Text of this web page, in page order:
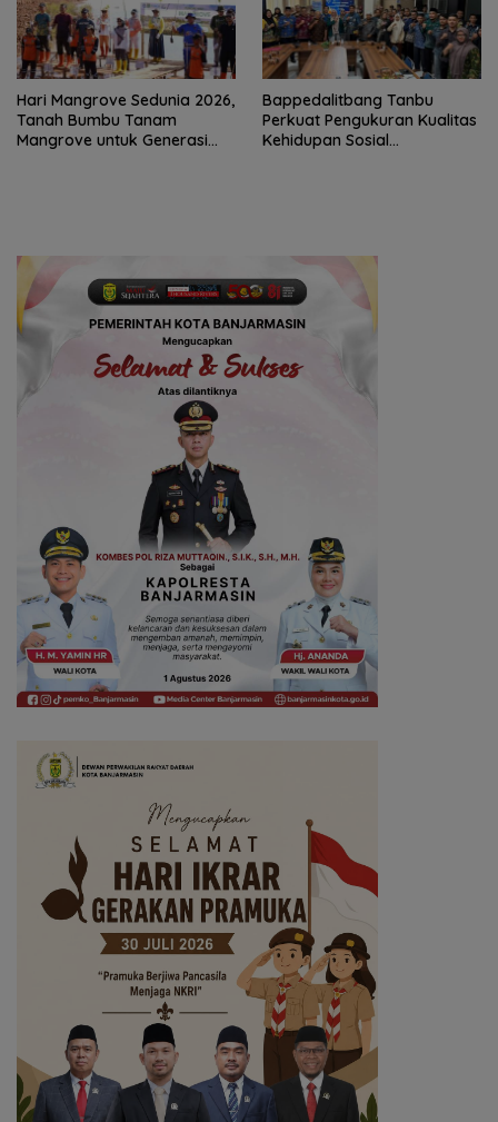
Hari Mangrove Sedunia 2026,
Tanah Bumbu Tanam
Mangrove untuk Generasi
Bappedalitbang Tanbu
Perkuat Pengukuran Kualitas
Kehidupan Sosial